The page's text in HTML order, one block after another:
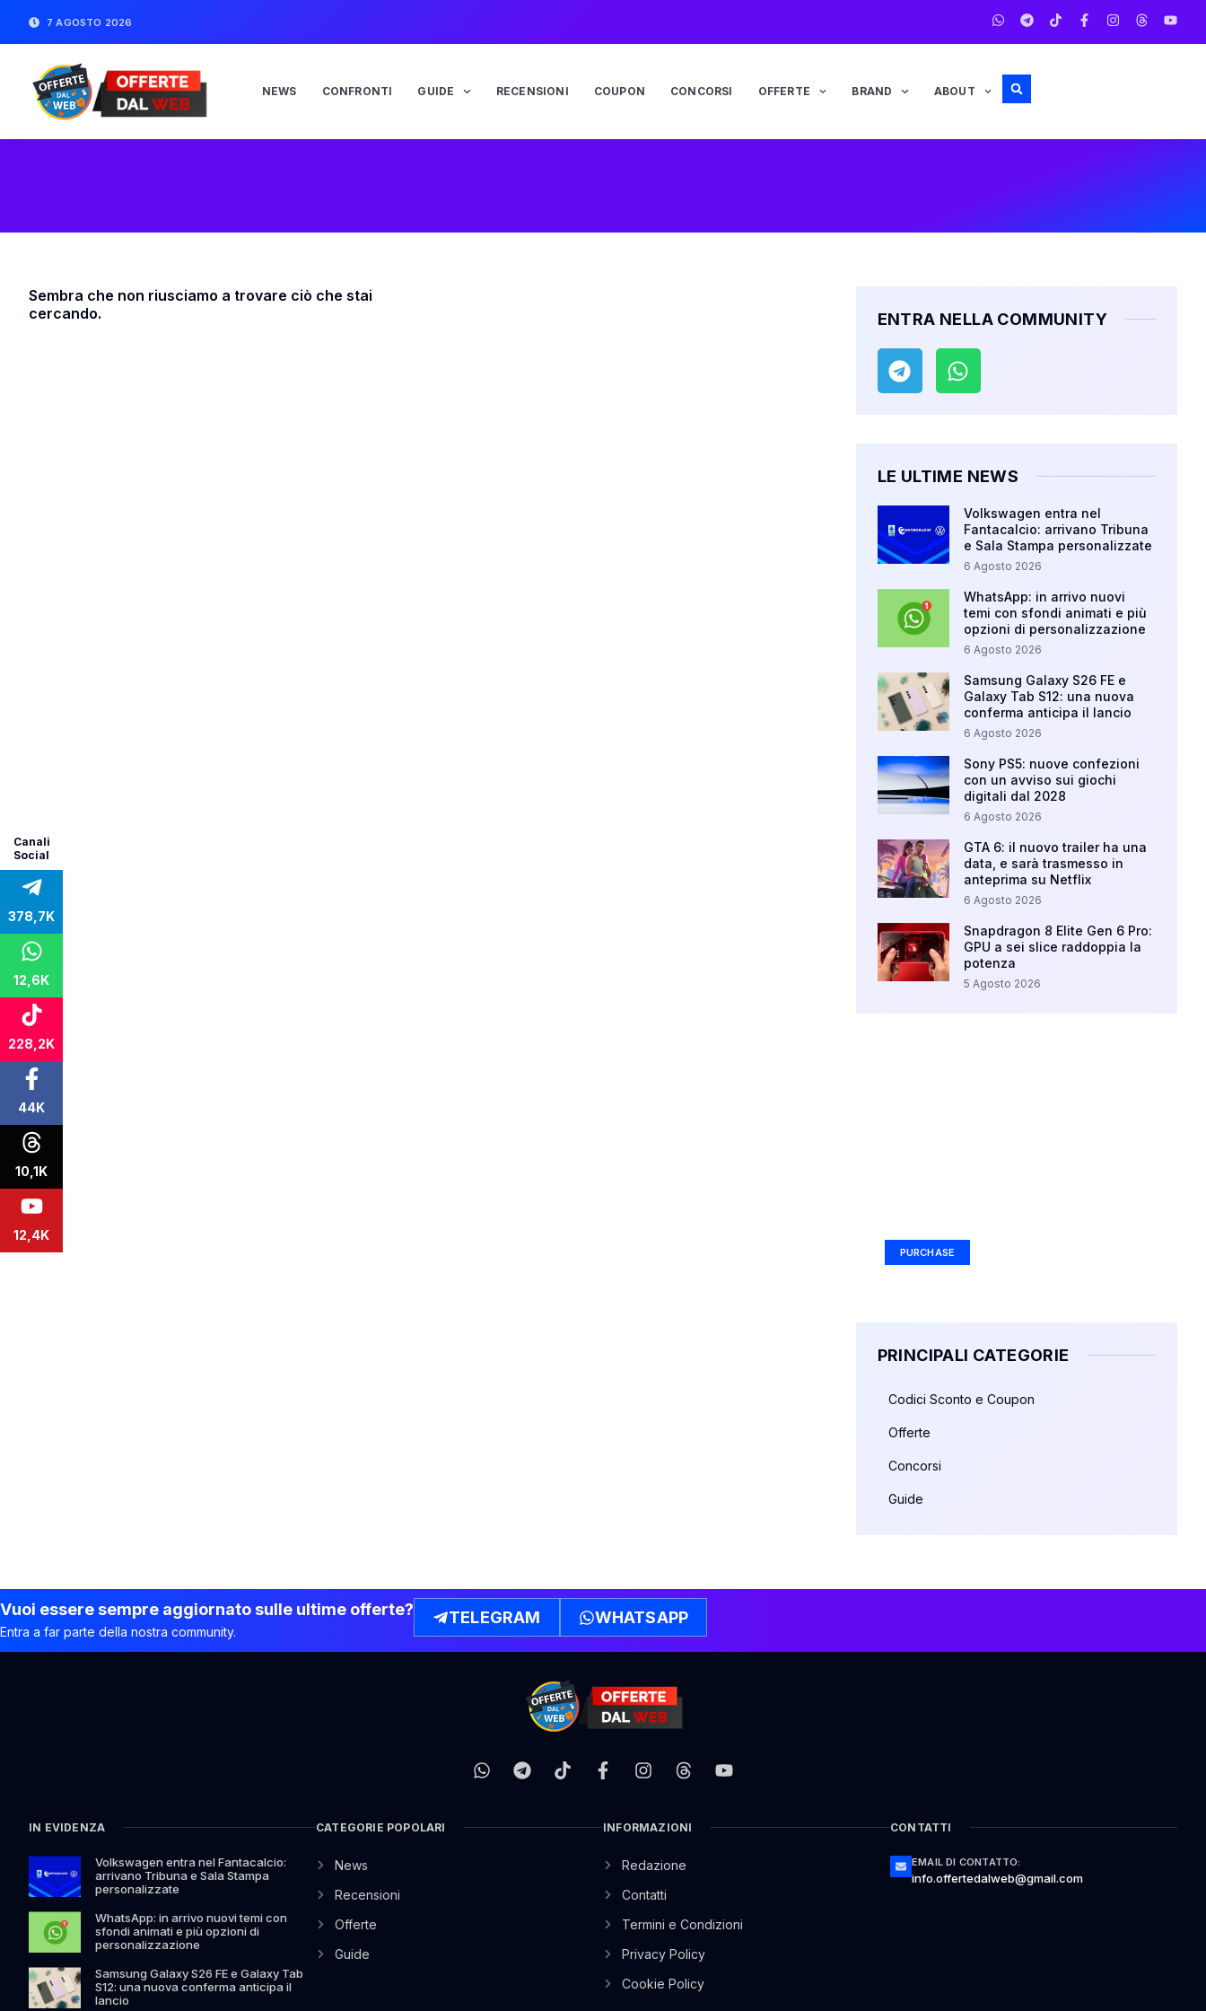
7 AGOSTO 2026
NEWS CONFRONTI GUIDE RECENSIONI COUPON CONCORSI OFFERTE BRAND ABOUT
Canali
Social
378,7K
12,6K
228,2K
44K
10,1K
12,4K
Sembra che non riusciamo a trovare ciò che stai
cercando.
ENTRA NELLA COMMUNITY
LE ULTIME NEWS
Volkswagen entra nel
Fantacalcio: arrivano Tribuna
e Sala Stampa personalizzate
6 Agosto 2026
WhatsApp: in arrivo nuovi
temi con sfondi animati e più
opzioni di personalizzazione
6 Agosto 2026
Samsung Galaxy S26 FE e
Galaxy Tab S12: una nuova
conferma anticipa il lancio
6 Agosto 2026
Sony PS5: nuove confezioni
con un avviso sui giochi
digitali dal 2028
6 Agosto 2026
GTA 6: il nuovo trailer ha una
data, e sarà trasmesso in
anteprima su Netflix
6 Agosto 2026
Snapdragon 8 Elite Gen 6 Pro:
GPU a sei slice raddoppia la
potenza
5 Agosto 2026
PURCHASE
PRINCIPALI CATEGORIE
Codici Sconto e Coupon
Offerte
Concorsi
Guide
Vuoi essere sempre aggiornato sulle ultime offerte?
Entra a far parte della nostra community.
TELEGRAM WHATSAPP
IN EVIDENZA
Volkswagen entra nel Fantacalcio:
arrivano Tribuna e Sala Stampa
personalizzate
WhatsApp: in arrivo nuovi temi con
sfondi animati e più opzioni di
personalizzazione
Samsung Galaxy S26 FE e Galaxy Tab
S12: una nuova conferma anticipa il
lancio
CATEGORIE POPOLARI
News
Recensioni
Offerte
Guide
INFORMAZIONI
Redazione
Contatti
Termini e Condizioni
Privacy Policy
Cookie Policy
CONTATTI
EMAIL DI CONTATTO:
info.offertedalweb@gmail.com